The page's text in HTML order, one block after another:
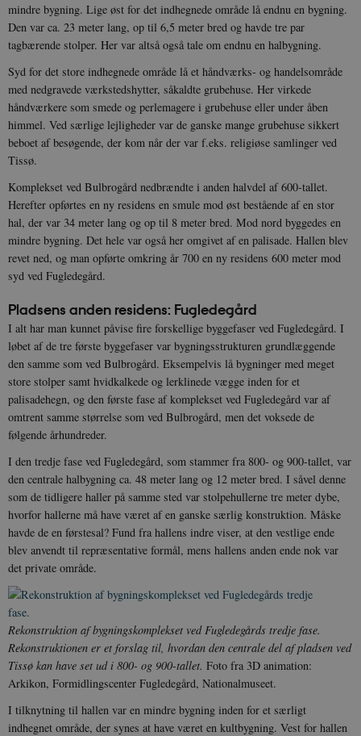
mindre bygning. Lige øst for det indhegnede område lå endnu en bygning.
Den var ca. 23 meter lang, op til 6,5 meter bred og havde tre par
tagbærende stolper. Her var altså også tale om endnu en halbygning.
Syd for det store indhegnede område lå et håndværks- og handelsområde
med nedgravede værkstedshytter, såkaldte grubehuse. Her virkede
håndværkere som smede og perlemagere i grubehuse eller under åben
himmel. Ved særlige lejligheder var de ganske mange grubehuse sikkert
beboet af besøgende, der kom når der var f.eks. religiøse samlinger ved
Tissø.
Komplekset ved Bulbrogård nedbrændte i anden halvdel af 600-tallet.
Herefter opførtes en ny residens en smule mod øst bestående af en stor
hal, der var 34 meter lang og op til 8 meter bred. Mod nord byggedes en
mindre bygning. Det hele var også her omgivet af en palisade. Hallen blev
revet ned, og man opførte omkring år 700 en ny residens 600 meter mod
syd ved Fugledegård.
Pladsens anden residens: Fugledegård
I alt har man kunnet påvise fire forskellige byggefaser ved Fugledegård. I
løbet af de tre første byggefaser var bygningsstrukturen grundlæggende
den samme som ved Bulbrogård. Eksempelvis lå bygninger med meget
store stolper samt hvidkalkede og lerklinede vægge inden for et
palisadehegn, og den første fase af komplekset ved Fugledegård var af
omtrent samme størrelse som ved Bulbrogård, men det voksede de
følgende århundreder.
I den tredje fase ved Fugledegård, som stammer fra 800- og 900-tallet, var
den centrale halbygning ca. 48 meter lang og 12 meter bred. I såvel denne
som de tidligere haller på samme sted var stolpehullerne tre meter dybe,
hvorfor hallerne må have været af en ganske særlig konstruktion. Måske
havde de en førstesal? Fund fra hallens indre viser, at den vestlige ende
blev anvendt til repræsentative formål, mens hallens anden ende nok var
det private område.
Rekonstruktion af bygningskomplekset ved Fugledegårds tredje fase.
Rekonstruktionen er et forslag til, hvordan den centrale del af pladsen ved
Tissø kan have set ud i 800- og 900-tallet. Foto fra 3D animation:
Arkikon, Formidlingscenter Fugledegård, Nationalmuseet.
I tilknytning til hallen var en mindre bygning inden for et særligt
indhegnet område, der synes at have været en kultbygning. Vest for hallen